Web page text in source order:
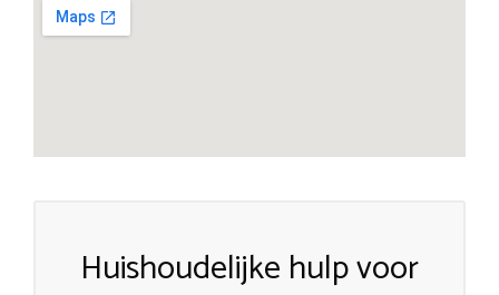
Huishoudelijke hulp voor